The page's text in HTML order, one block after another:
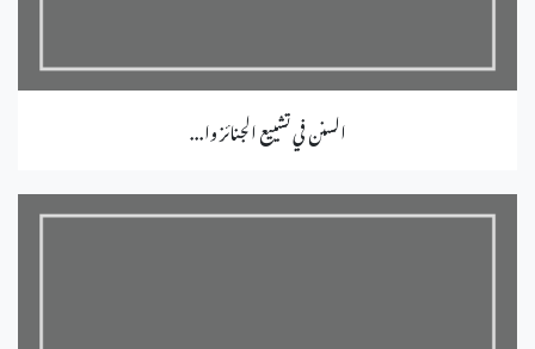
السنن في تشييع الجنائز وا...